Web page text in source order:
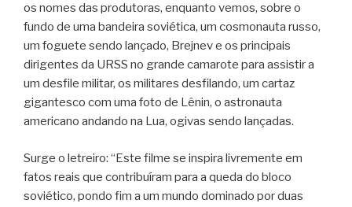
os nomes das produtoras, enquanto vemos, sobre o
fundo de uma bandeira soviética, um cosmonauta russo,
um foguete sendo lançado, Brejnev e os principais
dirigentes da URSS no grande camarote para assistir a
um desfile militar, os militares desfilando, um cartaz
gigantesco com uma foto de Lênin, o astronauta
americano andando na Lua, ogivas sendo lançadas.
Surge o letreiro: “Este filme se inspira livremente em
fatos reais que contribuíram para a queda do bloco
soviético, pondo fim a um mundo dominado por duas